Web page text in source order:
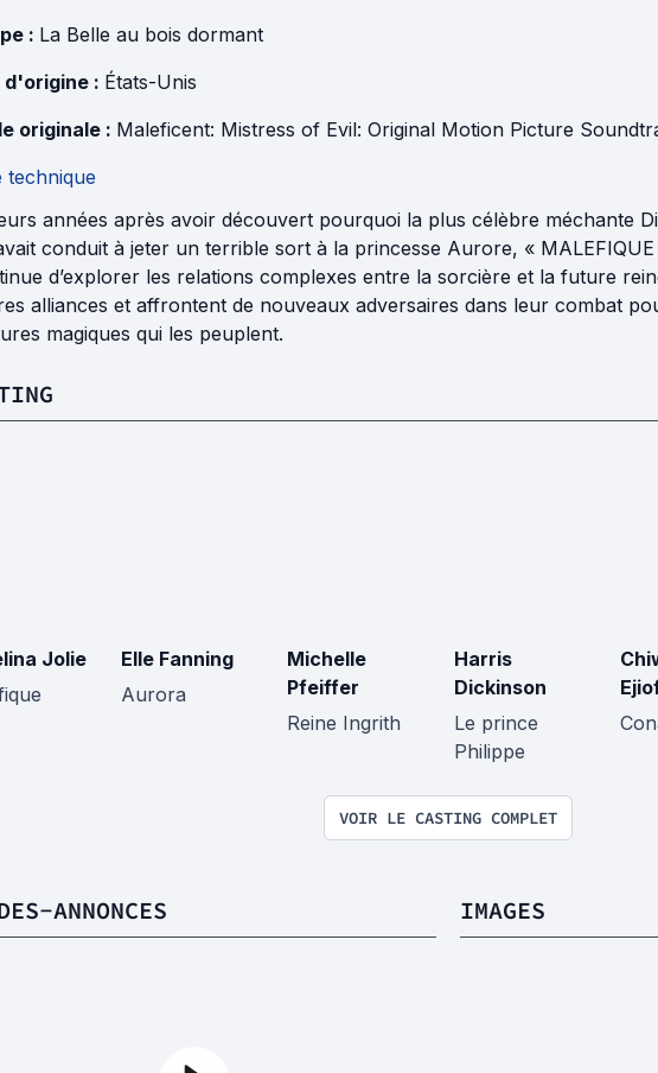
: La Belle au bois dormant
d'origine : États-Unis
originale : Maleficent: Mistress of Evil: Original Motion Picture
technique
années après avoir découvert pourquoi la plus célèbre méchante
conduit à jeter un terrible sort à la princesse Aurore, «
d’explorer les relations complexes entre la sorcière et la future
alliances et affrontent de nouveaux adversaires dans leur combat
magiques qui les peuplent.
Jolie
Elle Fanning
Aurora
Michelle
Pfeiffer
Reine Ingrith
Harris
Dickinson
Le prince
Philippe
VOIR LE CASTING COMPLET
ANNONCES IMAGES